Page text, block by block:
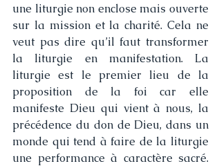
une liturgie non enclose mais ouverte
sur la mission et la charité. Cela ne
veut pas dire qu’il faut transformer
la liturgie en manifestation. La
liturgie est le premier lieu de la
proposition de la foi car elle
manifeste Dieu qui vient à nous, la
précédence du don de Dieu, dans un
monde qui tend à faire de la liturgie
une performance à caractère sacré.